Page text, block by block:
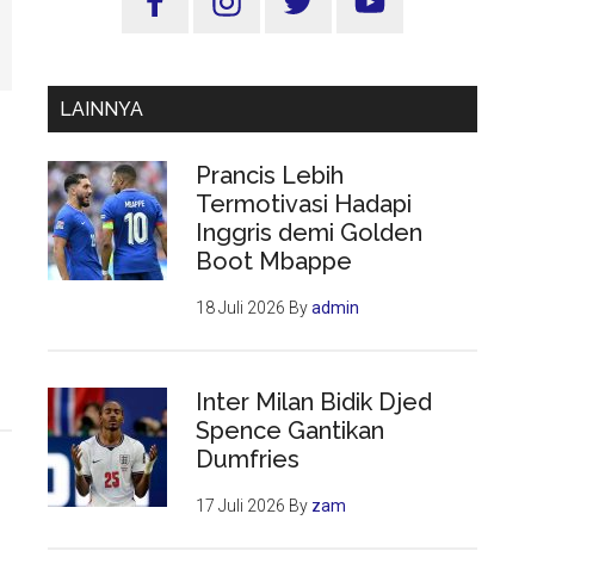
Utama
LAINNYA
Prancis Lebih
Termotivasi Hadapi
Inggris demi Golden
Boot Mbappe
18 Juli 2026 Byadmin
Inter Milan Bidik Djed
Spence Gantikan
Dumfries
17 Juli 2026 By zam